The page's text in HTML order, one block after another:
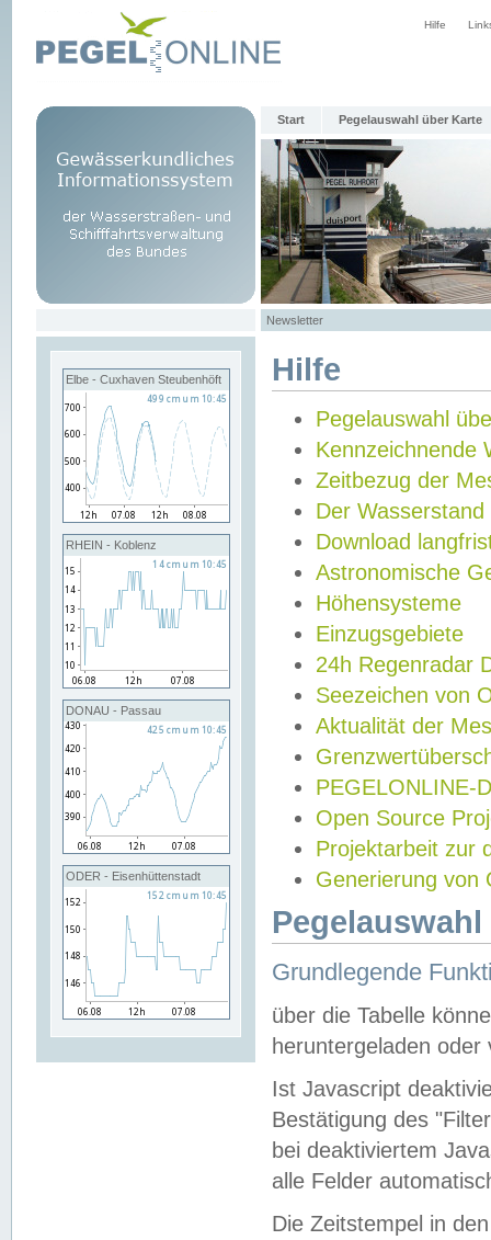
Hilfe
Start Pegelauswahl über Karte
Newsletter
Elbe - Cuxhaven Steubenhöft
RHEIN - Koblenz
DONAU - Passau
ODER - Eisenhüttenstadt
Hilfe
Pegelauswahl
Kennzeichnende
Zeitbezug der
Der Wasserstand
Download
Astronomische
Höhensysteme
Einzugsgebiete
24h Regenradar
Seezeichen von
Aktualität der
PEGELONLINE-
Open Source
Projektarbeit zur
Generierung von
Grundlegende
über die Tabelle
heruntergeladen oder
Ist Javascript
Bestätigung des
bei deaktiviertem
alle Felder
Die Zeitstempel in